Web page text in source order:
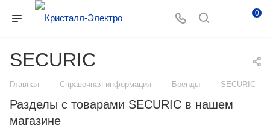
0
SECURIC
Главная — Справочная информация — Бренды — SECURIC
Разделы с товарами SECURIC в нашем
магазине